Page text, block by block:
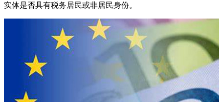
实体是否具有税务居民或非居民身份。